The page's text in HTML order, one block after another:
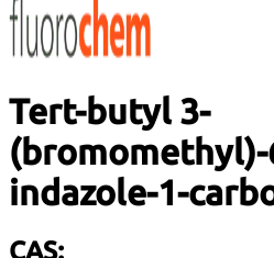
Tert-butyl 3-
indazole-1-
CAS: